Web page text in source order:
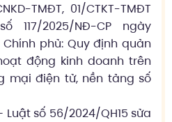
TMĐT, 01/CTKT-TMĐT
117/2025/NĐ-CP ngày
phủ: Quy định quản
động kinh doanh trên
mại điện tử, nền tảng số
Luật số 56/2024/QH15 sửa